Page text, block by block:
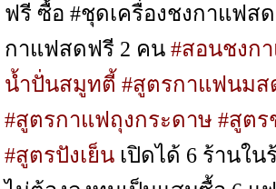
ฟรี ซื้อ #ชุดเครื่องชงกาแฟสด
กาแฟสดฟรี 2 คน#สอนชงก
น้ำปั่นสมูทตี้ #สูตรกาแฟนมส
#สูตรกาแฟถุงกระดาษ #สูตร
#สูตรปังเย็นเปิดได้ 6 ร้านใน